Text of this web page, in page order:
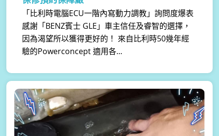
「比利時電腦ECU一階內寫動力調教」詢問度爆表
感謝「BENZ賓士 GLE」車主信任及睿智的選擇，
因為渴望所以獲得更好的！ 來自比利時50幾年經
驗的Powerconcept 適用各...